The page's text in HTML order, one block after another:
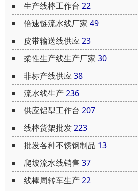
生产线棒工作台 22
倍速链流水线厂家 49
皮带输送线供应23
柔性生产线生产厂家 30
非标产线供应38
流水线生产236
供应铝型工作台 207
线棒货架批发223
批发各种不锈钢制品 13
爬坡流水线销售 37
线棒周转车生产22